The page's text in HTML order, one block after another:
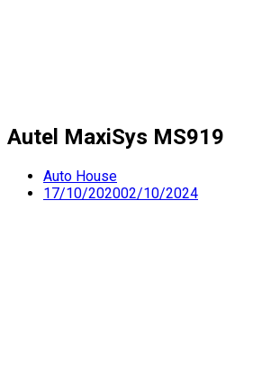
Autel MaxiSys MS919
Auto House
17/10/202002/10/2024